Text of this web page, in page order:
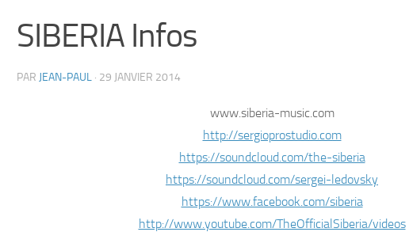
SIBERIA Infos
PAR JEAN-PAUL · 29 JANVIER 2014
www.siberia-music.com
http://sergioprostudio.com
https://soundcloud.com/the-siberia
https://soundcloud.com/sergei-ledovsky
https://www.facebook.com/siberia
http://www.youtube.com/TheOfficialSiberia/videos